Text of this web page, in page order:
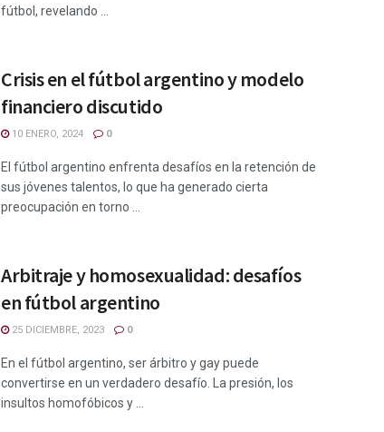
fútbol, revelando ...
Crisis en el fútbol argentino y modelo
financiero discutido
10 ENERO, 2024 0
El fútbol argentino enfrenta desafíos en la retención de
sus jóvenes talentos, lo que ha generado cierta
preocupación en torno ...
Arbitraje y homosexualidad: desafíos
en fútbol argentino
25 DICIEMBRE, 2023 0
En el fútbol argentino, ser árbitro y gay puede
convertirse en un verdadero desafío. La presión, los
insultos homofóbicos y ...